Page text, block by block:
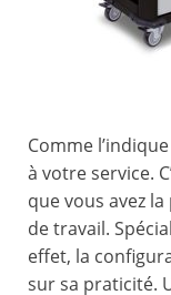
Comme
à votre service.
que vous avez
de travail.
effet, la
sur sa praticité.